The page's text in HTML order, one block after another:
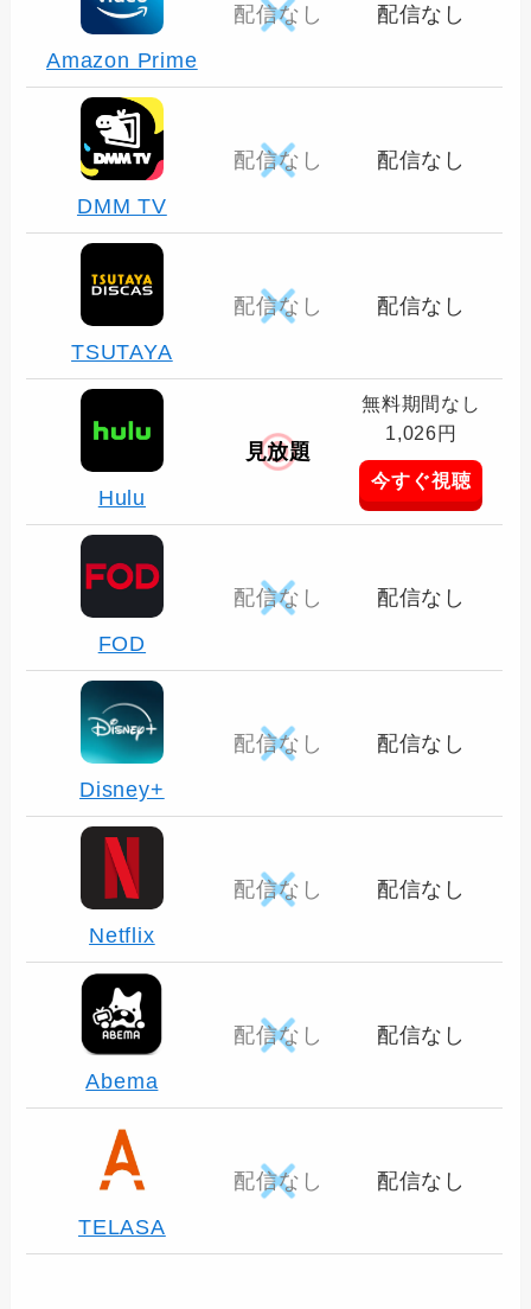
Amazon Prime
配信なし 配信なし
DMM TV
配信なし 配信なし
TSUTAYA
配信なし 配信なし
Hulu
見放題
無料期間なし
1,026円
今すぐ視聴
FOD
配信なし 配信なし
Disney+
配信なし 配信なし
Netflix
配信なし 配信なし
Abema
配信なし 配信なし
TELASA
配信なし 配信なし